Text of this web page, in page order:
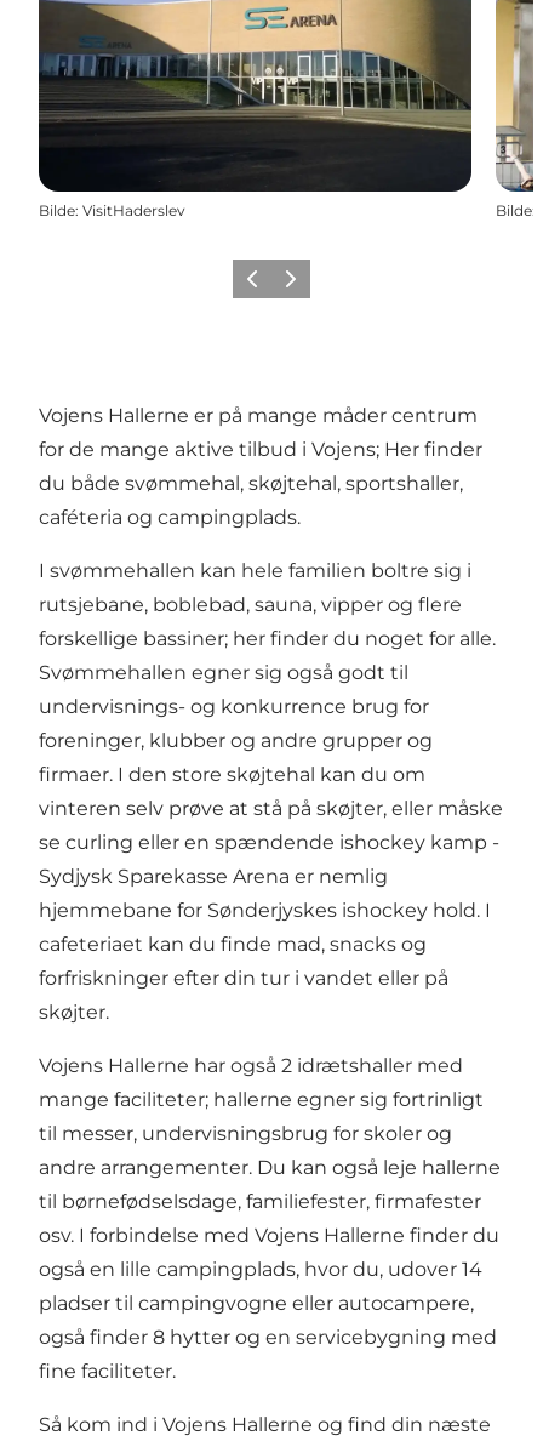
Bilde: VisitHaderslev Bilde:
ForrigeNeste
Vojens Hallerne er på mange måder centrum
for de mange aktive tilbud i Vojens; Her finder
du både svømmehal, skøjtehal, sportshaller,
caféteria og campingplads.
I svømmehallen kan hele familien boltre sig i
rutsjebane, boblebad, sauna, vipper og flere
forskellige bassiner; her finder du noget for alle.
Svømmehallen egner sig også godt til
undervisnings- og konkurrence brug for
foreninger, klubber og andre grupper og
firmaer. I den store skøjtehal kan du om
vinteren selv prøve at stå på skøjter, eller måske
se curling eller en spændende ishockey kamp -
Sydjysk Sparekasse Arena er nemlig
hjemmebane for Sønderjyskes ishockey hold. I
cafeteriaet kan du finde mad, snacks og
forfriskninger efter din tur i vandet eller på
skøjter.
Vojens Hallerne har også 2 idrætshaller med
mange faciliteter; hallerne egner sig fortrinligt
til messer, undervisningsbrug for skoler og
andre arrangementer. Du kan også leje hallerne
til børnefødselsdage, familiefester, firmafester
osv. I forbindelse med Vojens Hallerne finder du
også en lille campingplads, hvor du, udover 14
pladser til campingvogne eller autocampere,
også finder 8 hytter og en servicebygning med
fine faciliteter.
Så kom ind i Vojens Hallerne og find din næste